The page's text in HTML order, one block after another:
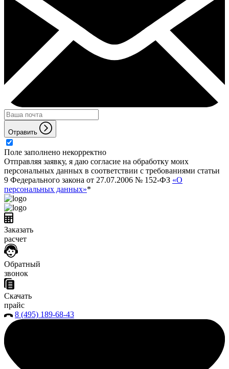
Отравить
Поле заполнено некорректно
Отправляя заявку, я даю согласие на обработку моих
персональных данных в соответствии с требованиями статьи
9 Федерального закона от 27.07.2006 № 152-ФЗ «О
персональных данных»*
Заказать
расчет
Обратный
звонок
Скачать
прайс
8 (495) 189-68-43